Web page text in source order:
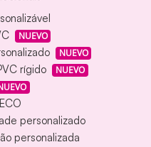
NUEVO
NUEVO
rígido NUEVO
personalizado
personalizada